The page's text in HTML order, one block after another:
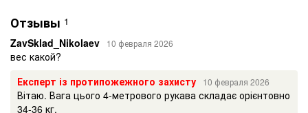
Отзывы 1
ZavSklad_Nikolaev 10 февраля 2026
вес какой?
Експерт із протипожежного захисту
10 февраля 2026
Вітаю. Вага цього 4-метрового рукава складає орієнтовно
34-36 кг.